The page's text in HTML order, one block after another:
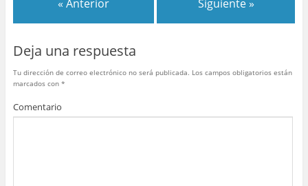
o
o
k
p tir
« Anterior Siguiente »
Deja una respuesta
Tu dirección de correo electrónico no será publicada. Los campos obligatorios están
marcados con *
Comentario